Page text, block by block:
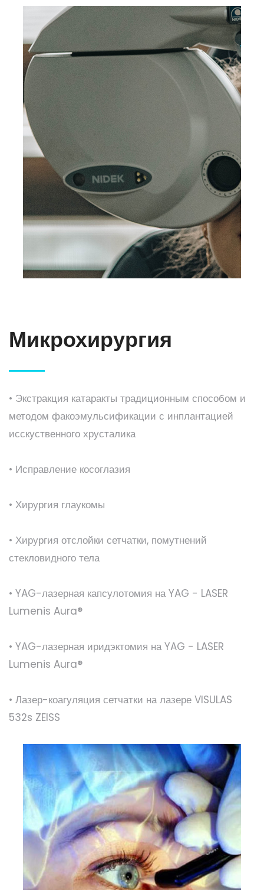
Микрохирургия
• Экстракция катаракты традиционным способом и
методом факоэмульсификации с инплантацией
исскуственного хрусталика
• Исправление косоглазия
• Хирургия глаукомы
• Хирургия отслойки сетчатки, помутнений
стекловидного тела
• YAG-лазерная капсулотомия на YAG - LASER
Lumenis Aura®
• YAG-лазерная иридэктомия на YAG - LASER
Lumenis Aura®
• Лазер-коагуляция сетчатки на лазере VISULAS
532s ZEISS